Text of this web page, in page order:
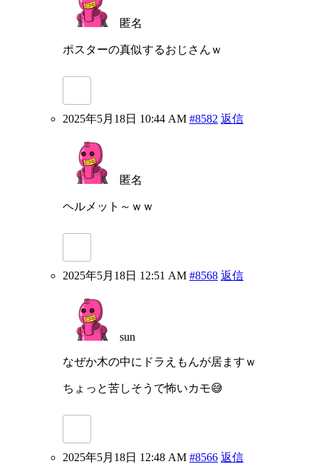
匿名
ポスターの真似するおじさんｗ
2025年5月18日 10:44 AM #8582 返信
匿名
ヘルメット～ｗｗ
2025年5月18日 12:51 AM #8568 返信
sun
なぜか木の中にドラえもんが居ますｗ
ちょっと苦しそうで怖いカモ😅
2025年5月18日 12:48 AM #8566 返信